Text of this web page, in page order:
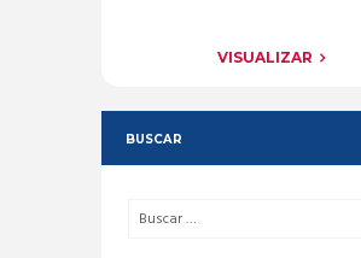
VISUALIZAR
BUSCAR